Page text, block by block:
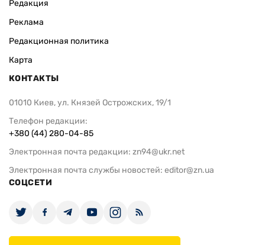
Редакция
Реклама
Редакционная политика
Карта
КОНТАКТЫ
01010 Киев, ул. Князей Острожских, 19/1
Телефон редакции:
+380 (44) 280-04-85
Электронная почта редакции: zn94@ukr.net
Электронная почта службы новостей: editor@zn.ua
СОЦСЕТИ